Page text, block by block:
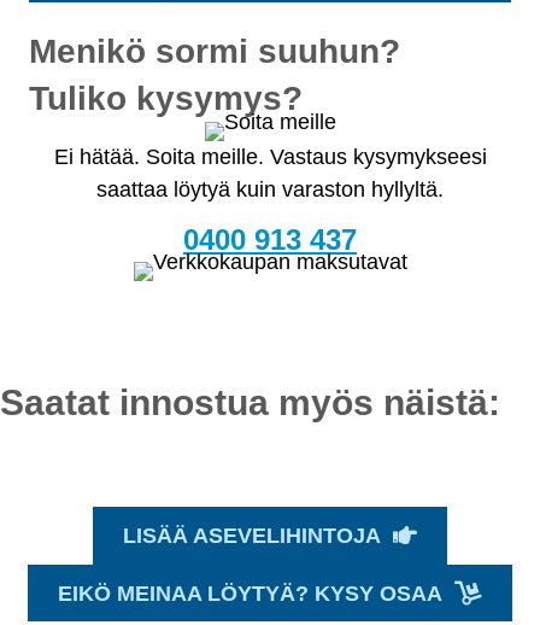
Menikö sormi suuhun?
Tuliko kysymys?
Ei hätää. Soita meille. Vastaus kysymykseesi
saattaa löytyä kuin varaston hyllyltä.
0400 913 437
Saatat innostua myös näistä:
LISÄÄ ASEVELIHINTOJA
EIKÖ MEINAA LÖYTYÄ? KYSY OSAA